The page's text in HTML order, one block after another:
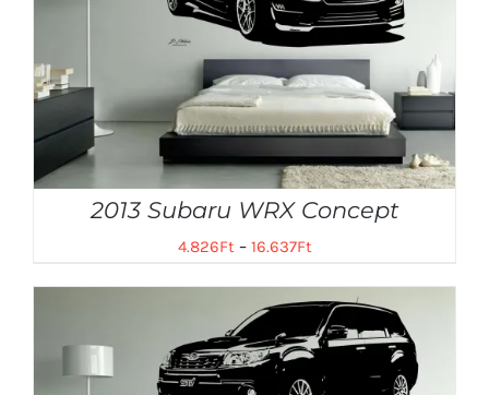
2013 Subaru WRX Concept
4.826Ft– 16.637Ft